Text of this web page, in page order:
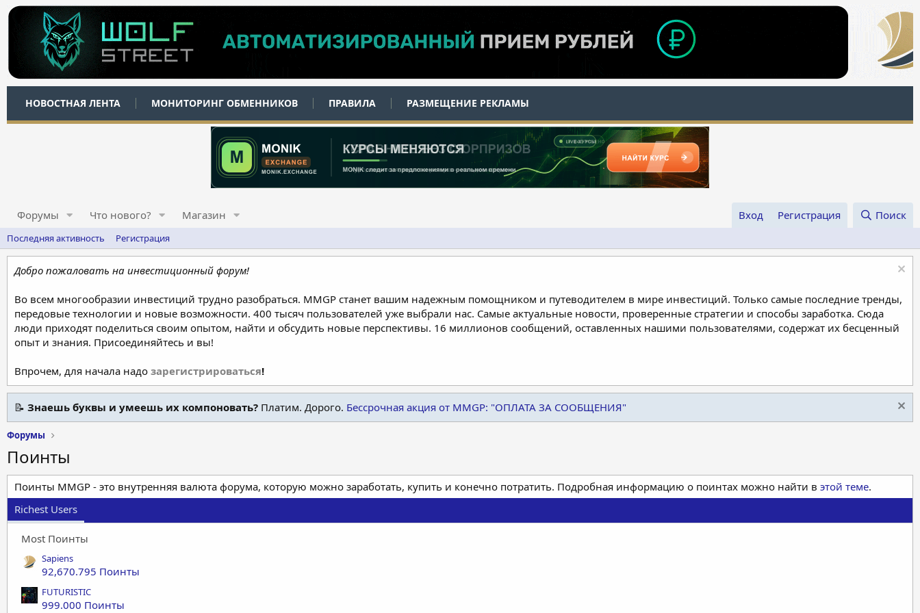
НОВОСТНАЯ ЛЕНТА МОНИТОРИНГ ОБМЕННИКОВ ПРАВИЛА РАЗМЕЩЕНИЕ РЕКЛАМЫ
Форумы Что нового? Магазин Вход Регистрация Поиск
Последняя активность Регистрация
Добро пожаловать на инвестиционный форум!
Во всем многообразии инвестиций трудно разобраться. MMGP станет вашим надежным помощником и путеводителем в мире инвестиций. Только самые последние тренды,
передовые технологии и новые возможности. 400 тысяч пользователей уже выбрали нас. Самые актуальные новости, проверенные стратегии и способы заработка. Сюда
люди приходят поделиться своим опытом, найти и обсудить новые перспективы. 16 миллионов сообщений, оставленных нашими пользователями, содержат их бесценный
опыт и знания. Присоединяйтесь и вы!
Впрочем, для начала надо зарегистрироваться!
📝 Знаешь буквы и умеешь их компоновать? Платим. Дорого. Бессрочная акция от MMGP: "ОПЛАТА ЗА СООБЩЕНИЯ"
Форумы
Поинты
Поинты MMGP - это внутренняя валюта форума, которую можно заработать, купить и конечно потратить. Подробная информацию о поинтах можно найти в этой теме.
Richest Users
Most Поинты
Sapiens
92,670.795 Поинты
FUTURISTIC
999.000 Поинты